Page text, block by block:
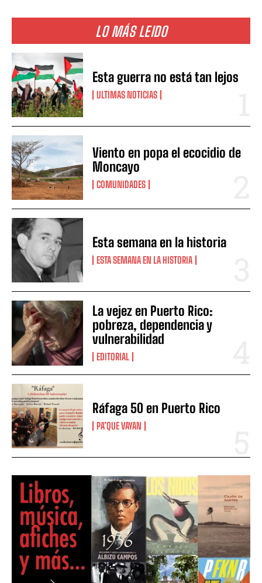
LO MÁS LEIDO
Esta guerra no está tan lejos
ULTIMAS NOTICIAS
Viento en popa el ecocidio de
Moncayo
COMUNIDADES
Esta semana en la historia
ESTA SEMANA EN LA HISTORIA
La vejez en Puerto Rico:
pobreza, dependencia y
vulnerabilidad
EDITORIAL
Ráfaga 50 en Puerto Rico
PA’QUE VAYAN